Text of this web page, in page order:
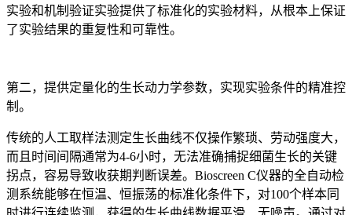
实验和机制验证实验提供了标准化的实验材料，从根本上保证
了实验结果的重复性和可靠性。
第二，提供定量化的生长动力学参数，实现实验条件的精准控
制。
传统的人工取样法测定生长曲线不仅操作繁琐、劳动强度大，
而且时间间隔通常为4-6小时，无法准确捕捉细菌生长的关键
拐点，容易导致收获期判断误差。Bioscreen C仪器的全自动检
测系统能够在恒温、恒振荡的标准化条件下，对100个样本同